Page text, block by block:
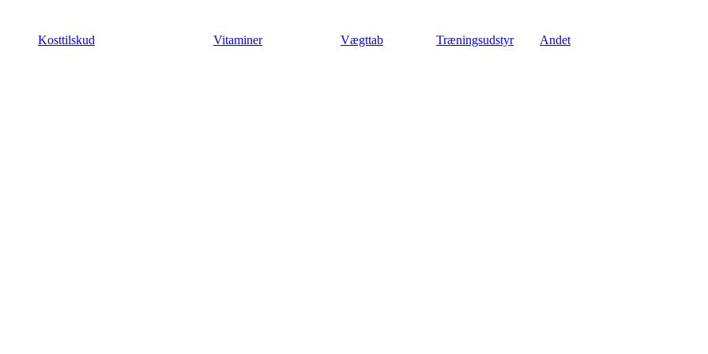
indholdKosttilskud Vitaminer Vægttab Træningsudstyr Andet